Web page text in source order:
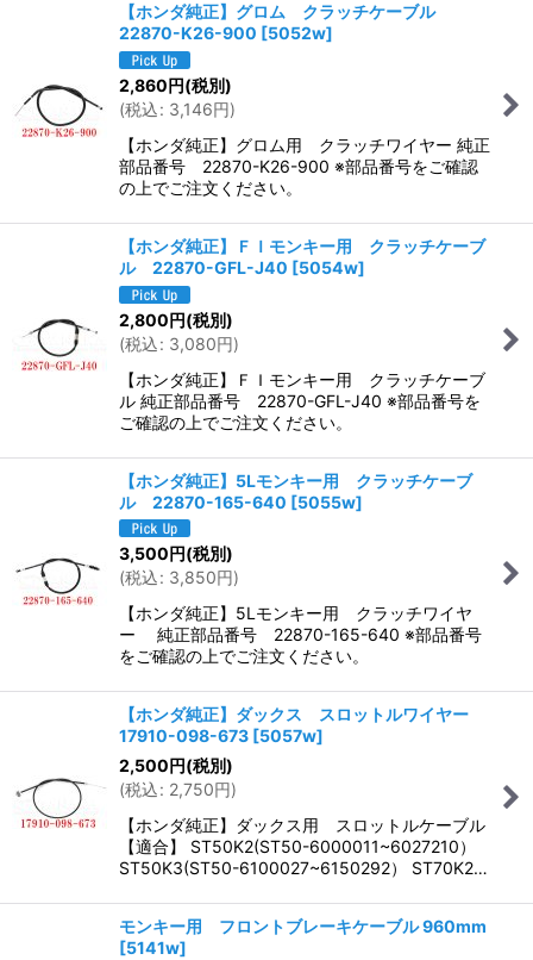
【ホンダ純正】グロム クラッチケーブル
22870-K26-900 [5052w]
2,860円(税別)
(税込: 3,146円)
【ホンダ純正】グロム用 クラッチワイヤー 純正
部品番号 22870-K26-900 ※部品番号をご確認
の上でご注文ください。
【ホンダ純正】ＦＩモンキー用 クラッチケーブ
ル 22870-GFL-J40 [5054w]
2,800円(税別)
(税込: 3,080円)
【ホンダ純正】ＦＩモンキー用 クラッチケーブ
ル 純正部品番号 22870-GFL-J40 ※部品番号を
ご確認の上でご注文ください。
【ホンダ純正】5Lモンキー用 クラッチケーブ
ル 22870-165-640 [5055w]
3,500円(税別)
(税込: 3,850円)
【ホンダ純正】5Lモンキー用 クラッチワイヤ
ー 純正部品番号 22870-165-640 ※部品番号
をご確認の上でご注文ください。
【ホンダ純正】ダックス スロットルワイヤー
17910-098-673 [5057w]
2,500円(税別)
(税込: 2,750円)
【ホンダ純正】ダックス用 スロットルケーブル
【適合】 ST50K2(ST50-6000011~6027210）
ST50K3(ST50-6100027~6150292） ST70K2…
モンキー用 フロントブレーキケーブル 960mm
[5141w]